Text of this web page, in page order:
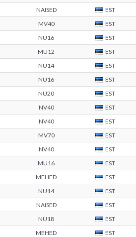
NAISED EST
MV40 EST
NU16 EST
MU12 EST
NU14 EST
NU16 EST
NU20 EST
NV40 EST
NV40
EST
MV70 EST
NV40 EST
MU16 EST
MEHED EST
NU14 EST
NAISED EST
NU18 EST
MEHED EST